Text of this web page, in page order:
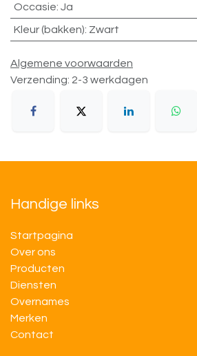
Occasie: Ja
Kleur (bakken): Zwart
Algemene voorwaarden
Verzending: 2-3 werkdagen
Handige links
Startpagina
Over ons
Producten
Diensten
Overnames
M​​erken
Contact